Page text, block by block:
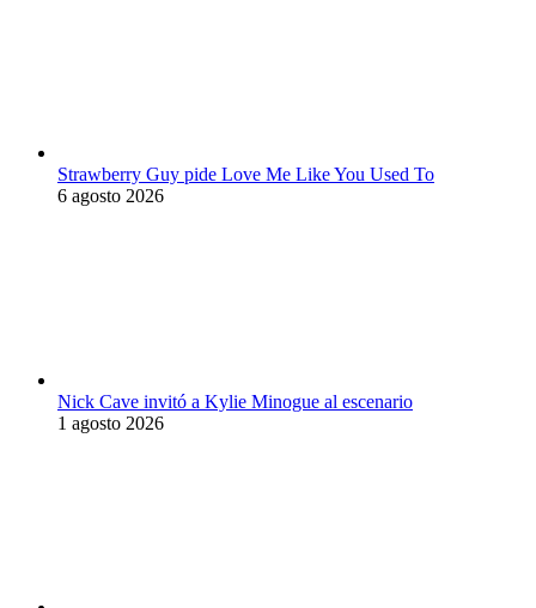
Strawberry Guy pide Love Me Like You Used To
6 agosto 2026
Nick Cave invitó a Kylie Minogue al escenario
1 agosto 2026